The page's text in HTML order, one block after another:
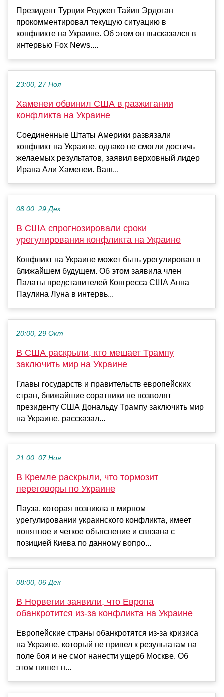
Президент Турции Реджеп Тайип Эрдоган
прокомментировал текущую ситуацию в
конфликте на Украине. Об этом он высказался в
интервью Fox News....
23:00, 27 Ноя
Хаменеи обвинил США в разжигании
конфликта на Украине
Соединенные Штаты Америки развязали
конфликт на Украине, однако не смогли достичь
желаемых результатов, заявил верховный лидер
Ирана Али Хаменеи. Ваш...
08:00, 29 Дек
В США спрогнозировали сроки
урегулирования конфликта на Украине
Конфликт на Украине может быть урегулирован в
ближайшем будущем. Об этом заявила член
Палаты представителей Конгресса США Анна
Паулина Луна в интервь...
20:00, 29 Окт
В США раскрыли, кто мешает Трампу
заключить мир на Украине
Главы государств и правительств европейских
стран, ближайшие соратники не позволят
президенту США Дональду Трампу заключить мир
на Украине, рассказал...
21:00, 07 Ноя
В Кремле раскрыли, что тормозит
переговоры по Украине
Пауза, которая возникла в мирном
урегулировании украинского конфликта, имеет
понятное и четкое объяснение и связана с
позицией Киева по данному вопро...
08:00, 06 Дек
В Норвегии заявили, что Европа
обанкротится из-за конфликта на Украине
Европейские страны обанкротятся из-за кризиса
на Украине, который не привел к результатам на
поле боя и не смог нанести ущерб Москве. Об
этом пишет н...